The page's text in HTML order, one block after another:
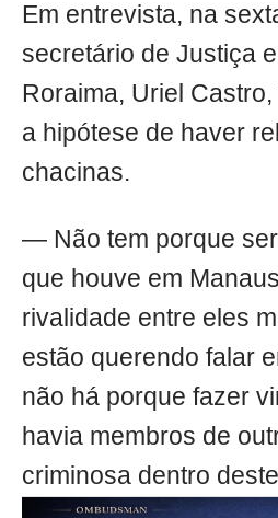
Em entrevista, na
secretário de Justiça
Roraima, Uriel
a hipótese de haver
chacinas.
— Não tem porque
que houve em
rivalidade entre eles
estão querendo falar
não há porque fazer
havia membros de
criminosa dentro